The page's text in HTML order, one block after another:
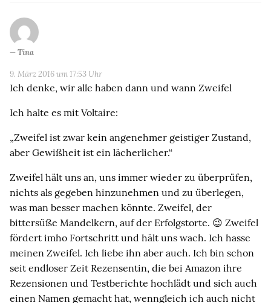
Tina
9. März 2016 um 17:53 Uhr
Ich denke, wir alle haben dann und wann Zweifel
Ich halte es mit Voltaire:
„Zweifel ist zwar kein angenehmer geistiger Zustand,
aber Gewißheit ist ein lächerlicher.“
Zweifel hält uns an, uns immer wieder zu überprüfen,
nichts als gegeben hinzunehmen und zu überlegen,
was man besser machen könnte. Zweifel, der
bittersüße Mandelkern, auf der Erfolgstorte. 😉 Zweifel
fördert imho Fortschritt und hält uns wach. Ich hasse
meinen Zweifel. Ich liebe ihn aber auch. Ich bin schon
seit endloser Zeit Rezensentin, die bei Amazon ihre
Rezensionen und Testberichte hochlädt und sich auch
einen Namen gemacht hat, wenngleich ich auch nicht